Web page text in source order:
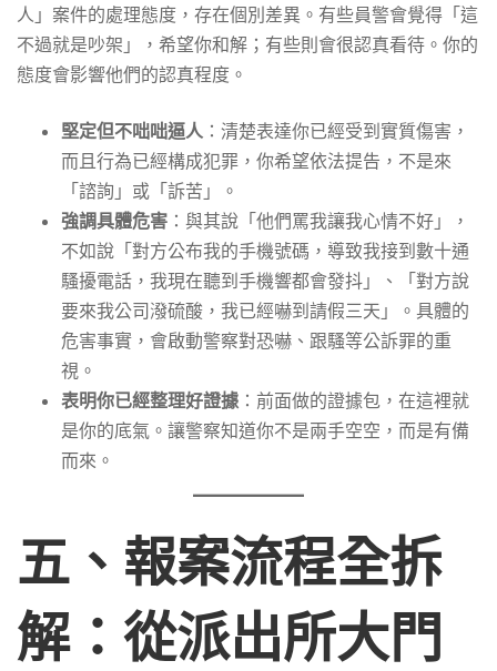
人」案件的處理態度，存在個別差異。有些員警會覺得「這
不過就是吵架」，希望你和解；有些則會很認真看待。你的
態度會影響他們的認真程度。
堅定但不咄咄逼人 ：清楚表達你已經受到實質傷害，
而且行為已經構成犯罪，你希望依法提告，不是來
「諮詢」或「訴苦」。
強調具體危害 ：與其說「他們罵我讓我心情不好」，
不如說「對方公布我的手機號碼，導致我接到數十通
騷擾電話，我現在聽到手機響都會發抖」、「對方說
要來我公司潑硫酸，我已經嚇到請假三天」。具體的
危害事實，會啟動警察對恐嚇、跟騷等公訴罪的重
視。
表明你已經整理好證據 ：前面做的證據包，在這裡就
是你的底氣。讓警察知道你不是兩手空空，而是有備
而來。
五、報案流程全拆
解：從派出所大門